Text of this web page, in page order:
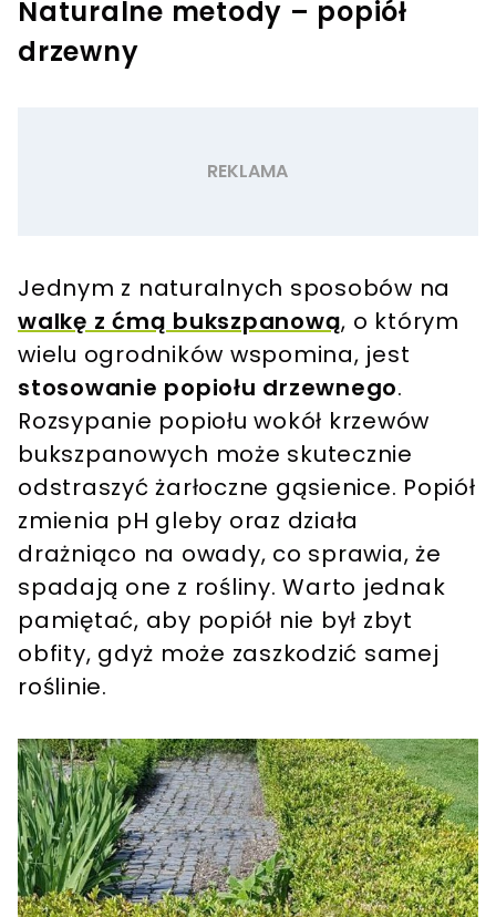
Naturalne metody – popiół
drzewny
Jednym z naturalnych sposobów na
walkę z ćmą bukszpanową, o którym
wielu ogrodników wspomina, jest
stosowanie popiołu drzewnego.
Rozsypanie popiołu wokół krzewów
bukszpanowych może skutecznie
odstraszyć żarłoczne gąsienice. Popiół
zmienia pH gleby oraz działa
drażniąco na owady, co sprawia, że
spadają one z rośliny. Warto jednak
pamiętać, aby popiół nie był zbyt
obfity, gdyż może zaszkodzić samej
roślinie.